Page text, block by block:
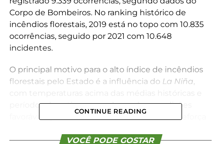
Corpo de Bombeiros. No ranking histórico de
incêndios florestais, 2019 está no topo com 10.835
ocorrências, seguido por 2021 com 10.648
incidentes.
O principal motivo para o alto índice de incêndios
florestais pelo Estado é a influência do La Niña,
períodos de estiagens prolongadas, condições
favoráveis para as ocorrências. Esse cenário reforça
evitando que queimadas se alastrem, causando
CONTINUE READING
VOCÊ PODE GOSTAR